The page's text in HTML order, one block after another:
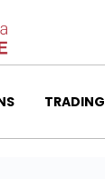
TRADING